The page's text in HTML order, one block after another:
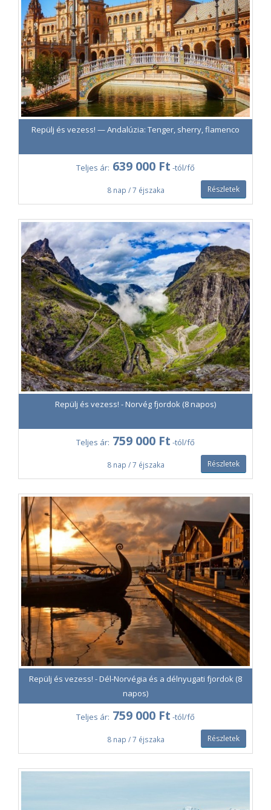
Repülj és vezess! — Andalúzia: Tenger, sherry, flamenco
Teljes ár: 639 000 Ft -tól/fő
8 nap / 7 éjszaka Részletek
Repülj és vezess! - Norvég fjordok (8 napos)
Teljes ár: 759 000 Ft -tól/fő
8 nap / 7 éjszaka Részletek
Repülj és vezess! - Dél-Norvégia és a délnyugati fjordok (8
napos)
Teljes ár: 759 000 Ft -tól/fő
8 nap / 7 éjszaka Részletek